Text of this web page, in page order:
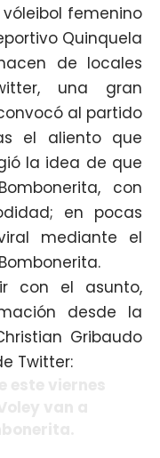
femenino
Quinquela
de locales
una gran
al partido
el aliento que
la idea de que
con
en pocas
mediante el
con el asunto,
desde la
Gribaudo
Twitter: